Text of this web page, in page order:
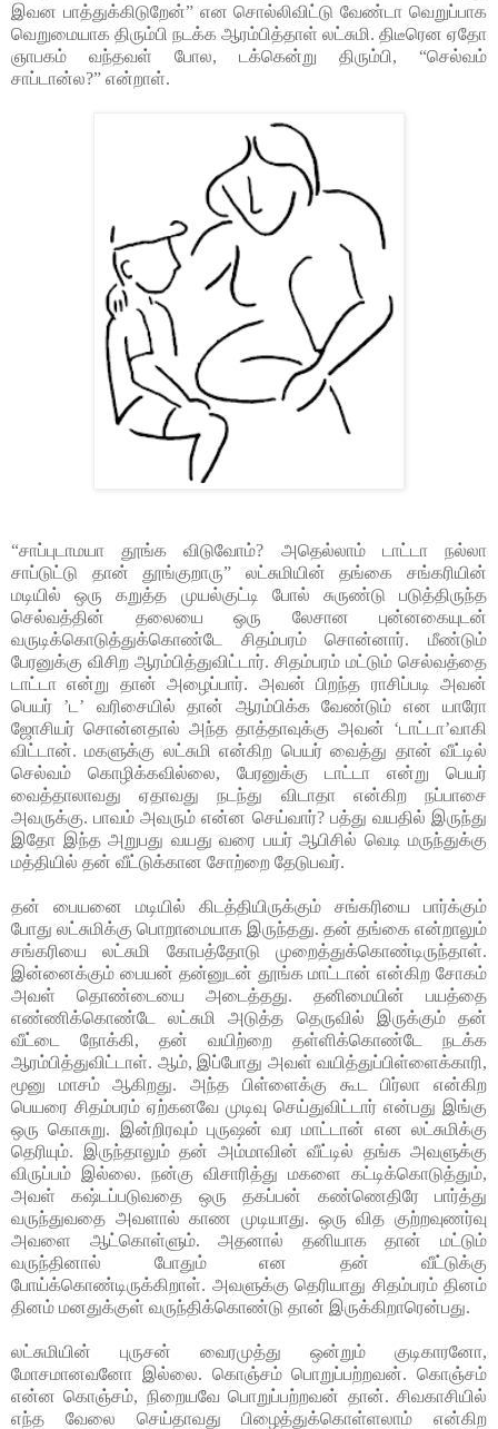
இவன பாத்துக்கிடுறேன்” என சொல்லிவிட்டு வேண்டா வெறுப்பாக
வெறுமையாக திரும்பி நடக்க ஆரம்பித்தாள் லட்சுமி. திடீரென ஏதோ
ஞாபகம் வந்தவள் போல, டக்கென்று திரும்பி, “செல்வம்
சாப்டான்ல?” என்றாள்.
“சாப்புடாமயா தூங்க விடுவோம்? அதெல்லாம் டாட்டா நல்லா
சாப்டுட்டு தான் தூங்குறாரு” லட்சுமியின் தங்கை சங்கரியின்
மடியில் ஒரு கறுத்த முயல்குட்டி போல் சுருண்டு படுத்திருந்த
செல்வத்தின் தலையை ஒரு லேசான புன்னகையுடன்
வருடிக்கொடுத்துக்கொண்டே சிதம்பரம் சொன்னார். மீண்டும்
பேரனுக்கு விசிற ஆரம்பித்துவிட்டார். சிதம்பரம் மட்டும் செல்வத்தை
டாட்டா என்று தான் அழைப்பார். அவன் பிறந்த ராசிப்படி அவன்
பெயர் ’ட’ வரிசையில் தான் ஆரம்பிக்க வேண்டும் என யாரோ
ஜோசியர் சொன்னதால் அந்த தாத்தாவுக்கு அவன் ‘டாட்டா’வாகி
விட்டான். மகளுக்கு லட்சுமி என்கிற பெயர் வைத்து தான் வீட்டில்
செல்வம் கொழிக்கவில்லை, பேரனுக்கு டாட்டா என்று பெயர்
வைத்தாலாவது ஏதாவது நடந்து விடாதா என்கிற நப்பாசை
அவருக்கு. பாவம் அவரும் என்ன செய்வார்? பத்து வயதில் இருந்து
இதோ இந்த அறுபது வயது வரை பயர் ஆபிசில் வெடி மருந்துக்கு
மத்தியில் தன் வீட்டுக்கான சோற்றை தேடுபவர்.
தன் பையனை மடியில் கிடத்தியிருக்கும் சங்கரியை பார்க்கும்
போது லட்சுமிக்கு பொறாமையாக இருந்தது. தன் தங்கை என்றாலும்
சங்கரியை லட்சுமி கோபத்தோடு முறைத்துக்கொண்டிருந்தாள்.
இன்னைக்கும் பையன் தன்னுடன் தூங்க மாட்டான் என்கிற சோகம்
அவள் தொண்டையை அடைத்தது. தனிமையின் பயத்தை
எண்ணிக்கொண்டே லட்சுமி அடுத்த தெருவில் இருக்கும் தன்
வீட்டை நோக்கி, தன் வயிற்றை தள்ளிக்கொண்டே நடக்க
ஆரம்பித்துவிட்டாள். ஆம், இப்போது அவள் வயித்துப்பிள்ளைக்காரி,
மூனு மாசம் ஆகிறது. அந்த பிள்ளைக்கு கூட பிர்லா என்கிற
பெயரை சிதம்பரம் ஏற்கனவே முடிவு செய்துவிட்டார் என்பது இங்கு
ஒரு கொசுறு. இன்றிரவும் புருஷன் வர மாட்டான் என லட்சுமிக்கு
தெரியும். இருந்தாலும் தன் அம்மாவின் வீட்டில் தங்க அவளுக்கு
விருப்பம் இல்லை. நன்கு விசாரித்து மகளை கட்டிக்கொடுத்தும்,
அவள் கஷ்டப்படுவதை ஒரு தகப்பன் கண்ணெதிரே பார்த்து
வருந்துவதை அவளால் காண முடியாது. ஒரு வித குற்றவுணர்வு
அவளை ஆட்கொள்ளும். அதனால் தனியாக தான் மட்டும்
வருந்தினால் போதும் என தன் வீட்டுக்கு
போய்க்கொண்டிருக்கிறாள். அவளுக்கு தெரியாது சிதம்பரம் தினம்
தினம் மனதுக்குள் வருந்திக்கொண்டு தான் இருக்கிறாரென்பது.
லட்சுமியின் புருசன் வைரமுத்து ஒன்றும் குடிகாரனோ,
மோசமானவனோ இல்லை. கொஞ்சம் பொறுப்பற்றவன். கொஞ்சம்
என்ன கொஞ்சம், நிறையவே பொறுப்பற்றவன் தான். சிவகாசியில்
எந்த வேலை செய்தாவது பிழைத்துக்கொள்ளலாம் என்கிற